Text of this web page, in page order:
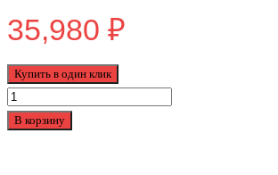
35,980 ₽
Купить в один клик
Количество
товара
В корзину